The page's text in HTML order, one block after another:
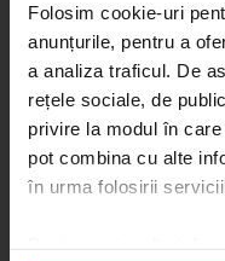
Folosim cookie-uri
anunțurile, pentru a
a analiza traficul. De
rețele sociale, de
privire la modul în
pot combina cu alte
în urma folosirii
Galerie
Mai multe știri